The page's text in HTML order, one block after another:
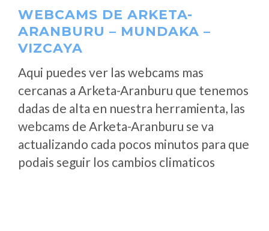
WEBCAMS DE ARKETA-
ARANBURU – MUNDAKA –
VIZCAYA
Aqui puedes ver las webcams mas
cercanas a Arketa-Aranburu que tenemos
dadas de alta en nuestra herramienta, las
webcams de Arketa-Aranburu se va
actualizando cada pocos minutos para que
podais seguir los cambios climaticos